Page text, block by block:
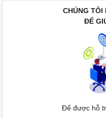
CHÚNG TÔI
ĐỂ
Để được hỗ